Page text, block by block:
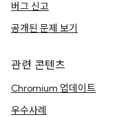
버그 신고
공개된 문제 보기
관련 콘텐츠
Chromium 업데이트
우수사례